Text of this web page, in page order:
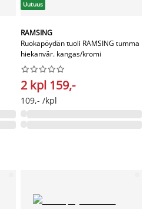
Uutuus
RAMSING
Ruokapöydän tuoli RAMSING tumma
hiekanvär. kangas/kromi






2 kpl 159,-
109,- /kpl